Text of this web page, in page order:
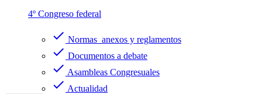
4º Congreso federal
check Normas anexos y reglamentos
check Documentos a debate
check Asambleas Congresuales
check Actualidad